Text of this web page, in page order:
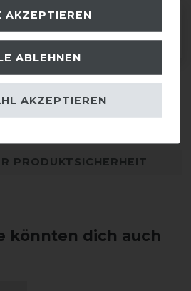
eine Kundenrezension zu
PRODUKTSICHERHEIT
könnten dich auch
AKZEPTIEREN
ABLEHNEN
AKZEPTIEREN